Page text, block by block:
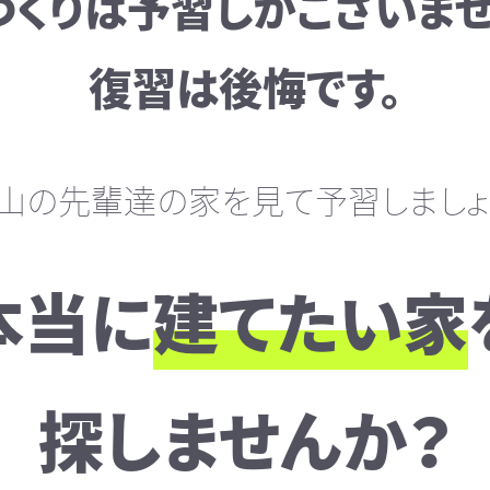
復習は後悔です。
の先輩達の家を見て予習しましょ
当に建てたい家
探しませんか？